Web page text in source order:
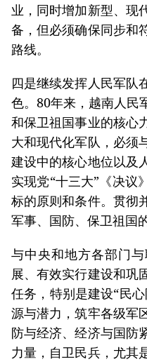
业，同时增加新型、现
备，但必须确保同步和
路线。
四是继续发挥人民军队
色。80年来，越南人民
和保卫祖国事业的核心
大和现代化军队，必须
建设中的核心地位以及
实现党“十三大”《决议
标的原则和条件。贯彻
军事、国防、保卫祖国
与中央和地方各部门
展、有效实行建设和巩
任务，特别是建设“民
源与潜力，筑牢各级军
防与经济、经济与国防
力量，自卫民兵，尤其